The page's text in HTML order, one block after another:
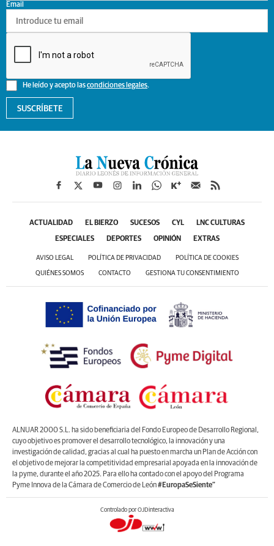
He leído y acepto lascondiciones legales.
Email
SUSCRÍBETE
ACTUALIDAD EL BIERZO SUCESOS CYL LNC CULTURAS
ESPECIALES DEPORTES OPINIÓN EXTRAS
AVISO LEGAL POLÍTICA DE PRIVACIDAD POLÍTICA DE COOKIES
QUIÉNES SOMOS CONTACTO GESTIONA TU CONSENTIMIENTO
ALNUAR 2000 S.L. ha sido beneficiaria del Fondo Europeo de Desarrollo Regional,
cuyo objetivo es promover el desarrollo tecnológico, la innovación y una
investigación de calidad, gracias al cual ha puesto en marcha un Plan de Acción con
el objetivo de mejorar la competitividad empresarial apoyada en la innovación de
la pyme, durante el año 2025. Para ello ha contado con el apoyo del Programa
Pyme Innova de la Cámara de Comercio de León#EuropaSeSiente”
Controlado por OJDinteractiva